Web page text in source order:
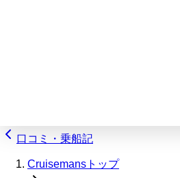
口コミ・乗船記
Cruisemansトップ